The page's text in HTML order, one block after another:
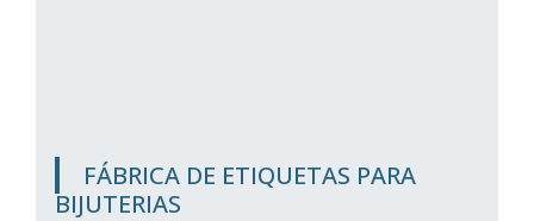
FÁBRICA DE ETIQUETAS PARA
BIJUTERIAS